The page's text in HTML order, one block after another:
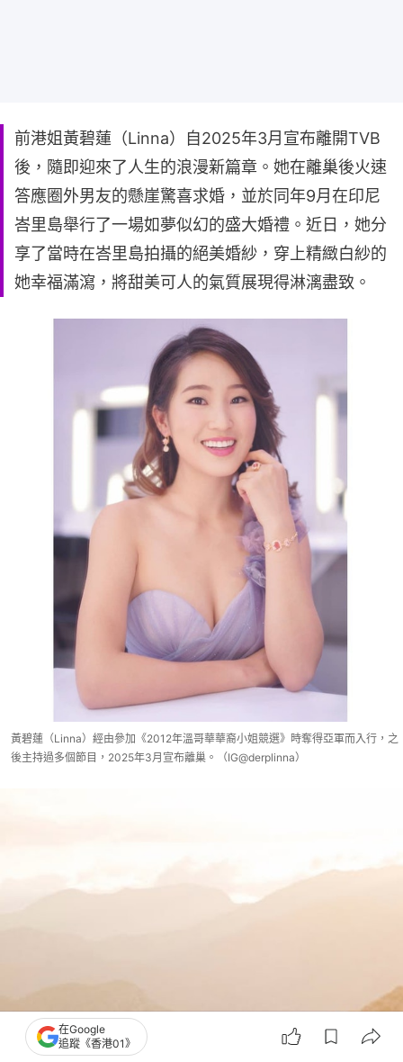
前港姐黃碧蓮（Linna）自2025年3月宣布離開TVB
後，隨即迎來了人生的浪漫新篇章。她在離巢後火速
答應圈外男友的懸崖驚喜求婚，並於同年9月在印尼
峇里島舉行了一場如夢似幻的盛大婚禮。近日，她分
享了當時在峇里島拍攝的絕美婚紗，穿上精緻白紗的
她幸福滿瀉，將甜美可人的氣質展現得淋漓盡致。
黃碧蓮（Linna）經由參加《2012年溫哥華華裔小姐競選》時奪得亞軍而入行，之
後主持過多個節目，2025年3月宣布離巢。（IG@derplinna）
在Google
追蹤《香港01》